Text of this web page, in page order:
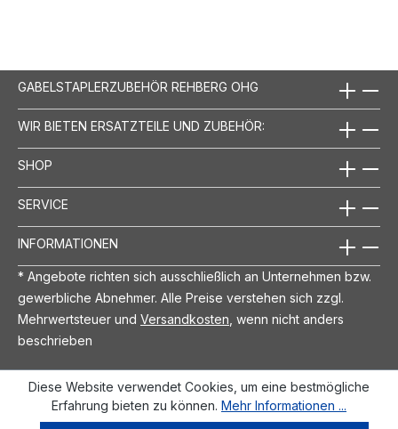
GABELSTAPLERZUBEHÖR REHBERG OHG
WIR BIETEN ERSATZTEILE UND ZUBEHÖR:
SHOP
SERVICE
INFORMATIONEN
* Angebote richten sich ausschließlich an Unternehmen bzw.
gewerbliche Abnehmer. Alle Preise verstehen sich zzgl.
Mehrwertsteuer und Versandkosten , wenn nicht anders
beschrieben
Diese Website verwendet Cookies, um eine bestmögliche
Erfahrung bieten zu können. Mehr Informationen ...